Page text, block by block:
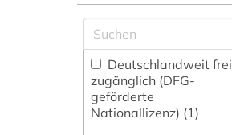
Orientalistik und
sonstige Sprachen (1)
Pädagogik (1)
Parapsychologie (0)
Philosophie (0)
e-learning (1)
ehemalige deutsche
gebiete (1)
elektronische
bibliothek (1)
Zugriff vor Ort
Deutschlandweit frei
zugänglich (DFG-
geförderte
Nationallizenz) (1)